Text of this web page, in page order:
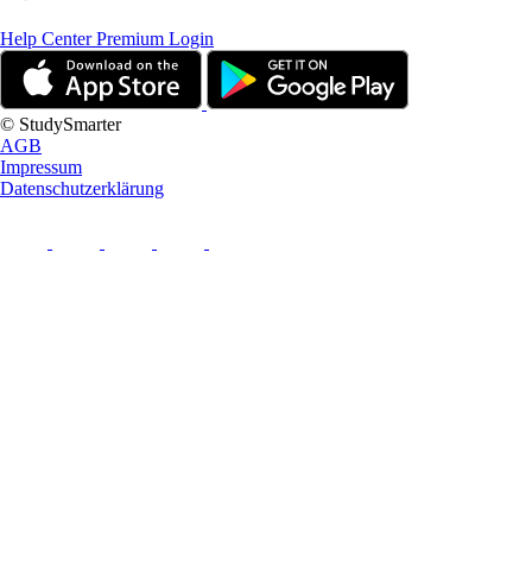
Help CenterPremium Login
© StudySmarter
AGB
Impressum
Datenschutzerklärung